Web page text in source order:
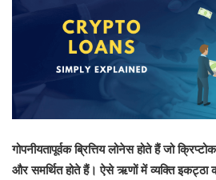
गोपनीयतापूर्वक ब्रित्तिय लोनेस होते हैं जो
और समर्थित होते हैं। ऐसे ऋणों में व्यक्ति इकट्ठा